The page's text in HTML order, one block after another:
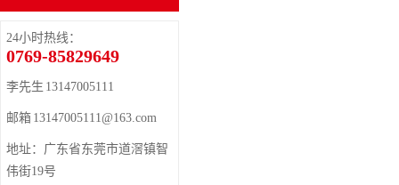
24小时热线：
0769-85829649
李先生 13147005111
邮箱 13147005111@163.com
地址：广东省东莞市道滘镇智
伟街19号